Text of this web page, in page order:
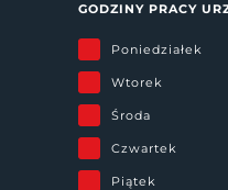
GODZINY PRACY
Poniedziałek
Wtorek
Środa
Czwartek
Piątek